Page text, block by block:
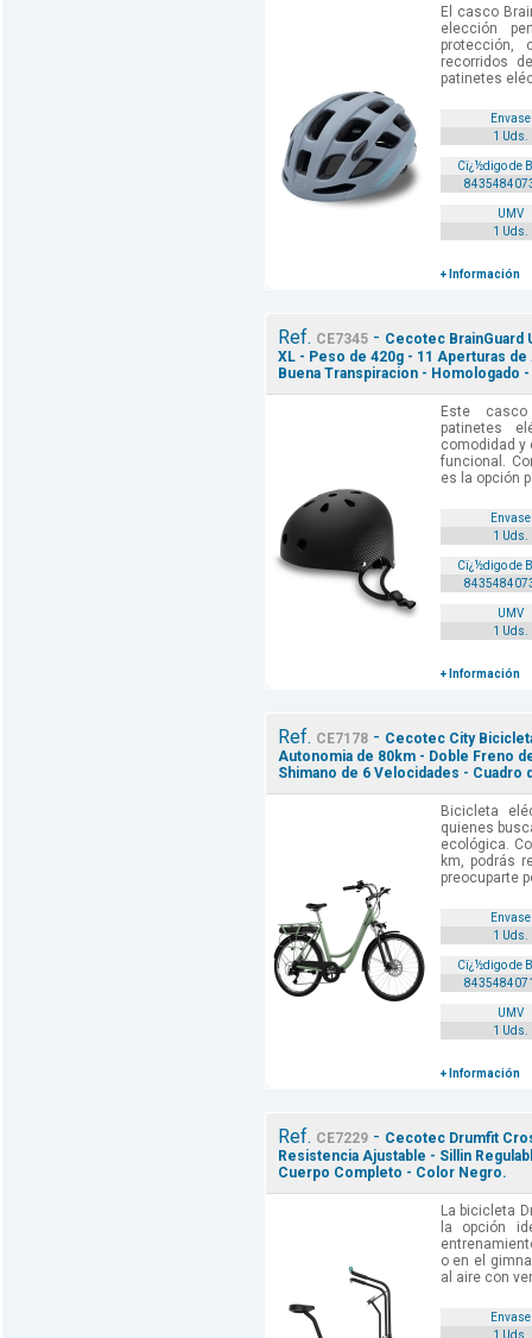
El casco
elección
recorridos
patinetes
Envase
1 Uds.
Cï¿½digo de
UMV
1 Uds.
+ Información
Ref. CE7345- Cecotec BrainGuard
XL - Peso de 420g - 11 Aperturas
Buena Transpiracion - Homologado
Este
patinetes
comodidad y
funcional.
es la opción
Envase
1 Uds.
Cï¿½digo de
UMV
1 Uds.
+ Información
Ref. CE7178- Cecotec City
Autonomia de 80km - Doble Freno
Shimano de 6 Velocidades - Cuadro
Bicicleta
quienes
ecológica.
km, podrás
preocuparte
Envase
1 Uds.
Cï¿½digo de
UMV
1 Uds.
+ Información
Ref. CE7229- Cecotec Drumfit
Resistencia Ajustable - Sillin
Cuerpo Completo - Color Negro.
La bicicleta
la opción
o en el
al aire con
Envase